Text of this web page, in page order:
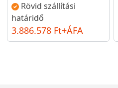
Rövid szállítási
határidő
3.886.578 Ft+ÁFA